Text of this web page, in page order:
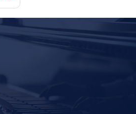
tại
20.884.000 ₫.